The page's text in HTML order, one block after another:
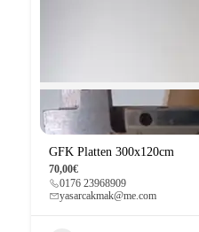
GFK Platten 300x120cm
70,00€
0176 23968909
yasarcakmak@me.com